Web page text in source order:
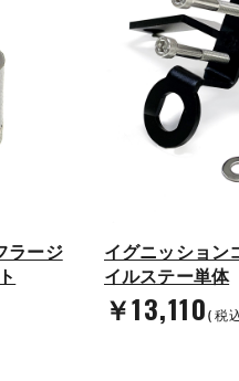
ラージ
イグニッション
イルステー単体
￥13,110 (税